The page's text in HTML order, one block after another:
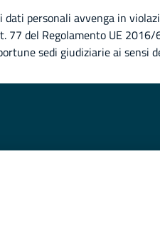
personali avvenga in
77 del Regolamento UE
sedi giudiziarie ai sensi